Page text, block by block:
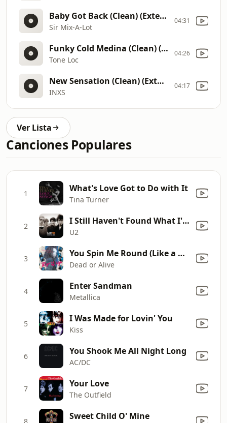
Baby Got Back (Clean) (Extended)
Sir Mix-A-Lot
04:31
Funky Cold Medina (Clean) (Extended)
Tone Loc
04:26
New Sensation (Clean) (Extended)
INXS
04:17
Ver Lista
Canciones Populares
1 What's Love Got to Do with It
Tina Turner
2 I Still Haven't Found What I'm Looking For
U2
3 You Spin Me Round (Like a Record)
Dead or Alive
4 Enter Sandman
Metallica
5 I Was Made for Lovin' You
Kiss
6 You Shook Me All Night Long
AC/DC
7 Your Love
The Outfield
8 Sweet Child O' Mine